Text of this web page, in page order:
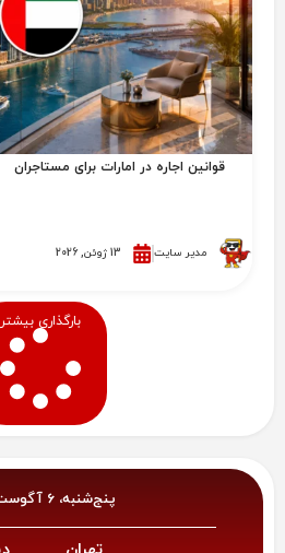
قوانین اجاره در امارات برای مستاجران
مدیر سایت 13 ژوئن, 2026
بارگذاری بیشتر
پنج‌شنبه، 6 آگوست، 2026